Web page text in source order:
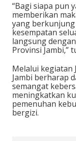
“Bagi siapa pun
memberikan
yang
kesempatan
langsung
Provinsi Jambi,”
Melalui kegiatan
Jambi berharap
semangat
meningkatkan
pemenuhan
bergizi.